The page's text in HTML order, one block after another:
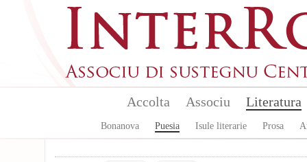
Accolta Associu Literatura
Bonanova Puesia Isule literarie Prosa